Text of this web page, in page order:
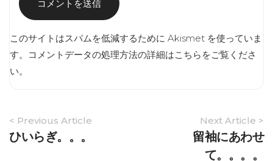
このサイトはスパムを低減するために Akismet を使っていま
す。
コメントデータの処理方法の詳細はこちらをご覧くださ
い。
Article
Navigation
< Previous Article
ひいらぎ。。。
Next Article >
留袖にあわせ
て。。。。